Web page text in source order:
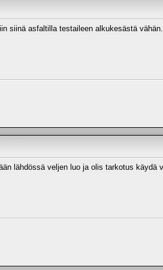
siinä asfaltilla testaileen alkukesästä
lähdössä veljen luo ja olis tarkotus käydä